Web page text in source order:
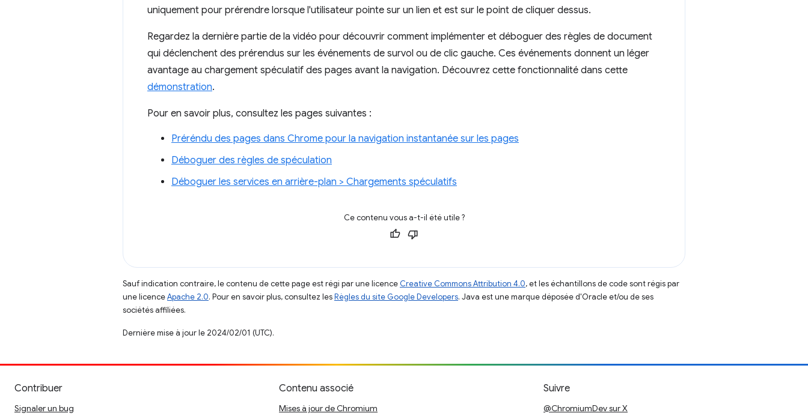
uniquement pour prérendre lorsque l'utilisateur pointe sur un lien et est sur le point de cliquer dessus.
Regardez la dernière partie de la vidéo pour découvrir comment implémenter et déboguer des règles de document
qui déclenchent des prérendus sur les événements de survol ou de clic gauche. Ces événements donnent un léger
avantage au chargement spéculatif des pages avant la navigation. Découvrez cette fonctionnalité dans cette
démonstration.
Pour en savoir plus, consultez les pages suivantes :
Préréndu des pages dans Chrome pour la navigation instantanée sur les pages
Déboguer des règles de spéculation
Déboguer les services en arrière-plan > Chargements spéculatifs
Ce contenu vous a-t-il été utile ?
Sauf indication contraire, le contenu de cette page est régi par une licence Creative Commons Attribution 4.0, et les échantillons de code sont régis par
une licenceApache 2.0. Pour en savoir plus, consultez lesRègles du site Google Developers. Java est une marque déposée d'Oracle et/ou de ses
sociétés affiliées.
Dernière mise à jour le 2024/02/01 (UTC).
Contribuer
Signaler un bug
Contenu associé
Mises à jour de Chromium
Suivre
@ChromiumDev sur X